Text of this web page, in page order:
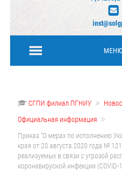
СГПИ филиал ПГНИУ
Официальная информация
Приказ "О мерах по исполнению
края от 20 августа 2020 года №
реализуемых в связи с угрозой
коронавирусной инфекции